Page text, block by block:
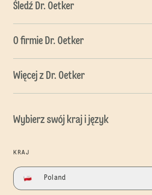
Śledź Dr. Oetker
O firmie Dr. Oetker
Więcej z Dr. Oetker
Wybierz swój kraj i język
KRAJ
Poland